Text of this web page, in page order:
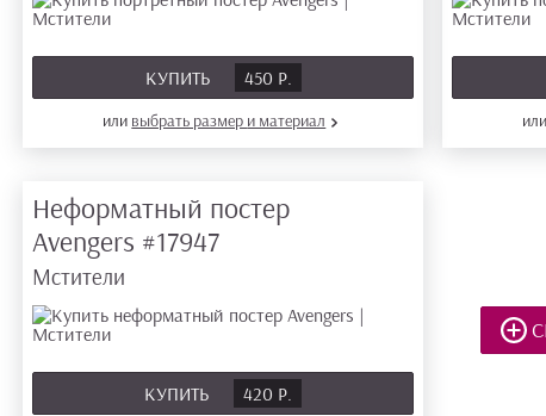
КУПИТЬ 450 Р.
или выбрать размер и материал или
Неформатный постер
Avengers #17947
Мстители
КУПИТЬ 420 Р.